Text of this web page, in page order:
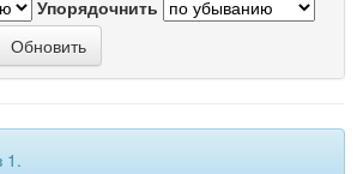
Упорядочнить
1.